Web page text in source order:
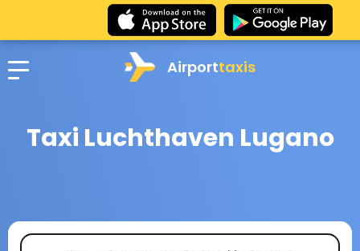
Airporttaxis
Taxi Luchthaven Lugano